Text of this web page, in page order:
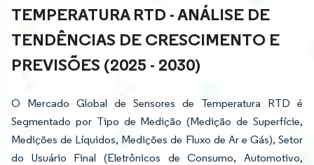
TEMPERATURA RTD - ANÁLISE DE
TENDÊNCIAS DE CRESCIMENTO E
PREVISÕES (2025 - 2030)
O Mercado Global de Sensores de Temperatura RTD é
Segmentado por Tipo de Medição (Medição de Superfície,
Medições de Líquidos, Medições de Fluxo de Ar e Gás), Setor
do Usuário Final (Eletrônicos de Consumo, Automotivo,